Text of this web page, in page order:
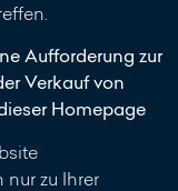
Aufforderung zur
Verkauf von
Homepage
zu Ihrer